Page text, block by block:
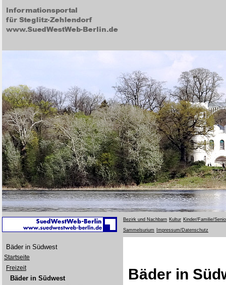
Bezirk und Nachbarn Kultur Kinder/Familie/
Sammelsurium Impressum/Datenschutz
Bäder in Südwest
Startseite
Freizeit
Bäder in Südwest Bäder in